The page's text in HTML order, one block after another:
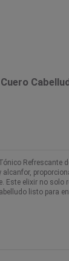
Refrescante
Este elixir no solo
listo para